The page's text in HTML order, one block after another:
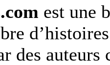
est une
des